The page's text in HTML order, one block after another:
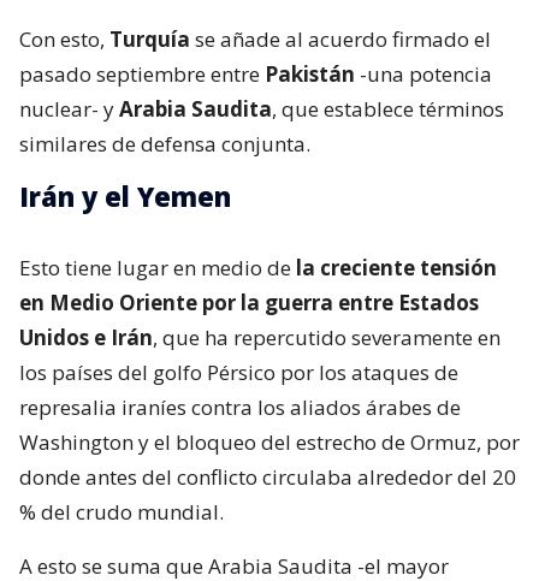
Con esto, Turquía se añade al acuerdo firmado el
pasado septiembre entre Pakistán -una potencia
nuclear- yArabia Saudita, que establece términos
similares de defensa conjunta.
Irán y el Yemen
Esto tiene lugar en medio de la creciente tensión
en Medio Oriente por la guerra entre Estados
Unidos e Irán, que ha repercutido severamente en
los países del golfo Pérsico por los ataques de
represalia iraníes contra los aliados árabes de
Washington y el bloqueo del estrecho de Ormuz, por
donde antes del conflicto circulaba alrededor del 20
% del crudo mundial.
A esto se suma que Arabia Saudita -el mayor